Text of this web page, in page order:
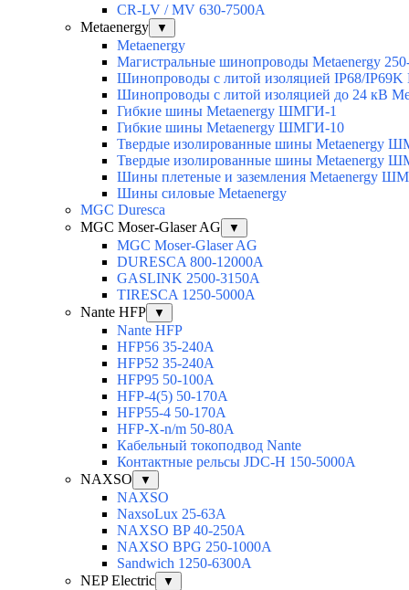
CR-LV / MV 630-7500A
Metaenergy
▼
Metaenergy
Магистральные шинопроводы Metaenergy
Шинопроводы с литой изоляцией IP68/IP69K
Шинопроводы с литой изоляцией до 24 кВ
Гибкие шины Metaenergy ШМГИ-1
Гибкие шины Metaenergy ШМГИ-10
Твердые изолированные шины Metaenergy
Твердые изолированные шины Metaenergy
Шины плетеные и заземления Metaenergy
Шины силовые Metaenergy
MGC Duresca
MGC Moser-Glaser AG
▼
MGC Moser-Glaser AG
DURESCA 800-12000А
GASLINK 2500-3150А
TIRESCA 1250-5000А
Nante HFP
▼
Nante HFP
HFP56 35-240A
HFP52 35-240A
HFP95 50-100A
HFP-4(5) 50-170A
HFP55-4 50-170А
HFP-X-n/m 50-80A
Кабельный токоподвод Nante
Контактные рельсы JDC-H 150-5000A
NAXSO
▼
NAXSO
NaxsoLux 25-63A
NAXSO BP 40-250A
NAXSO BPG 250-1000A
Sandwich 1250-6300A
NEP Electric
▼